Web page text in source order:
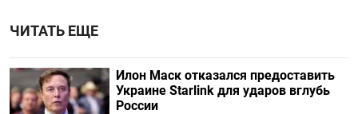
ЧИТАТЬ ЕЩЕ
Илон Маск отказался предоставить
Украине Starlink для ударов вглубь
России